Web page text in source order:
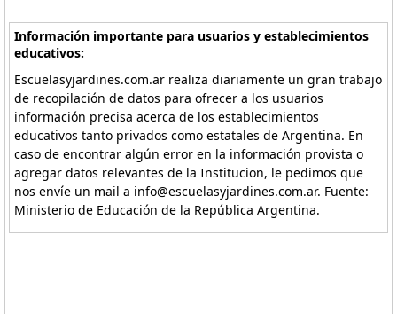
Información importante para usuarios y establecimientos
educativos:
Escuelasyjardines.com.ar realiza diariamente un gran trabajo
de recopilación de datos para ofrecer a los usuarios
información precisa acerca de los establecimientos
educativos tanto privados como estatales de Argentina. En
caso de encontrar algún error en la información provista o
agregar datos relevantes de la Institucion, le pedimos que
nos envíe un mail a info@escuelasyjardines.com.ar. Fuente:
Ministerio de Educación de la República Argentina.